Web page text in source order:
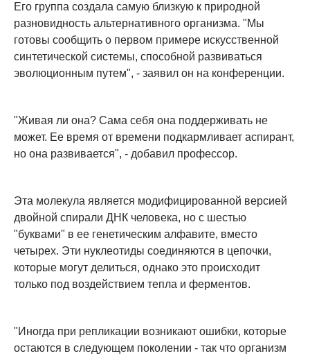
Его группа создала самую близкую к природной
разновидность альтернативного организма. "Мы
готовы сообщить о первом примере искусственной
синтетической системы, способной развиваться
эволюционным путем", - заявил он на конференции.
"Живая ли она? Сама себя она поддерживать не
может. Ее время от времени подкармливает аспирант,
но она развивается", - добавил профессор.
Эта молекула является модифицированной версией
двойной спирали ДНК человека, но с шестью
"буквами" в ее генетическим алфавите, вместо
четырех. Эти нуклеотиды соединяются в цепочки,
которые могут делиться, однако это происходит
только под воздействием тепла и ферментов.
"Иногда при репликации возникают ошибки, которые
остаются в следующем поколении - так что организм